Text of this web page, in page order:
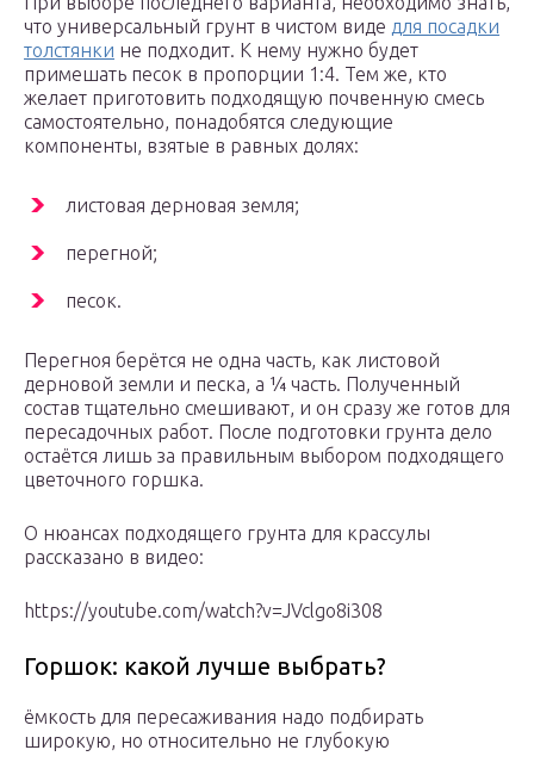
что универсальный грунт в чистом виде для посадки
толстянки не подходит. К нему нужно будет
примешать песок в пропорции 1:4. Тем же, кто
желает приготовить подходящую почвенную смесь
самостоятельно, понадобятся следующие
компоненты, взятые в равных долях:
листовая дерновая земля;
перегной;
песок.
Перегноя берётся не одна часть, как листовой
дерновой земли и песка, а ¼ часть. Полученный
состав тщательно смешивают, и он сразу же готов для
пересадочных работ. После подготовки грунта дело
остаётся лишь за правильным выбором подходящего
цветочного горшка.
О нюансах подходящего грунта для крассулы
рассказано в видео:
https://youtube.com/watch?v=JVclgo8i308
Горшок: какой лучше выбрать?
ёмкость для пересаживания надо подбирать
широкую, но относительно не глубокую